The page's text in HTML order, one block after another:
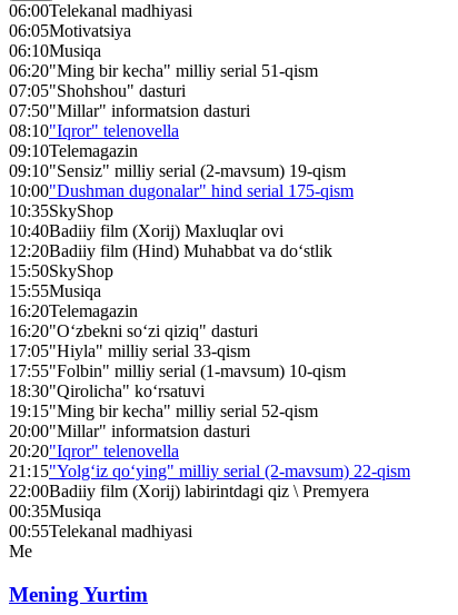
06:00Telekanal madhiyasi
06:05Motivatsiya
06:10Musiqa
06:20"Ming bir kecha" milliy serial 51-qism
07:05"Shohshou" dasturi
07:50"Millar" informatsion dasturi
08:10"Iqror" telenovella
09:10Telemagazin
09:10"Sensiz" milliy serial (2-mavsum) 19-qism
10:00"Dushman dugonalar" hind serial 175-qism
10:35SkyShop
10:40Badiiy film (Xorij) Maxluqlar ovi
12:20Badiiy film (Hind) Muhabbat va do‘stlik
15:50SkyShop
15:55Musiqa
16:20Telemagazin
16:20"O‘zbekni so‘zi qiziq" dasturi
17:05"Hiyla" milliy serial 33-qism
17:55"Folbin" milliy serial (1-mavsum) 10-qism
18:30"Qirolicha" ko‘rsatuvi
19:15"Ming bir kecha" milliy serial 52-qism
20:00"Millar" informatsion dasturi
20:20"Iqror" telenovella
21:15"Yolg‘iz qo‘ying" milliy serial (2-mavsum) 22-qism
22:00Badiiy film (Xorij) labirintdagi qiz \ Premyera
00:35Musiqa
00:55Telekanal madhiyasi
Me
Mening Yurtim